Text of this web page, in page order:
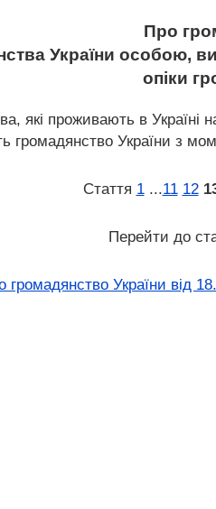
Про
України особою,
опіки
які проживають в
громадянство України з
Стаття 1 ...11 12
Перейти до
громадянство України вiд